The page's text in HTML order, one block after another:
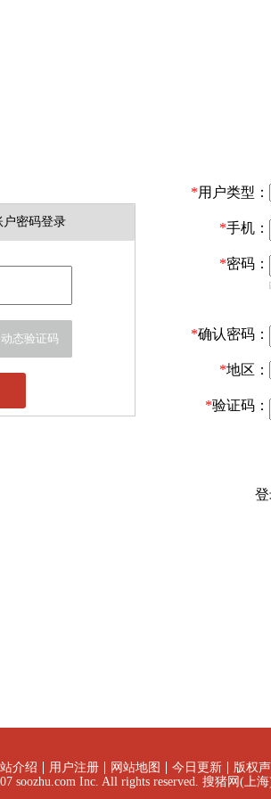
户密码登录
动态验证码
*用户类型：
*手机：
*密码：
*确认密码：
*地区：
*验证码：
介绍 用户注册 网站地图 今日更新 版权
soozhu.com Inc. All rights reserved. 搜猪网(上